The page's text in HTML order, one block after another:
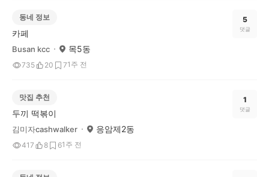
동네 정보
카페
Busan kcc 목5동
735 20 71주 전
5
댓글
맛집 추천
두끼 떡볶이
김미자cashwalker 응암제2동
417 8 61주 전
1
댓글